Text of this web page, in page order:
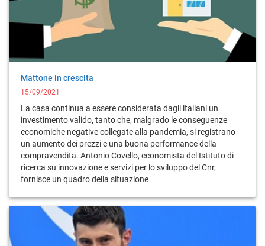
Mattone in crescita
15/09/2021
La casa continua a essere considerata dagli italiani un
investimento valido, tanto che, malgrado le conseguenze
economiche negative collegate alla pandemia, si registrano
un aumento dei prezzi e una buona performance della
compravendita. Antonio Covello, economista del Istituto di
ricerca su innovazione e servizi per lo sviluppo del Cnr,
fornisce un quadro della situazione